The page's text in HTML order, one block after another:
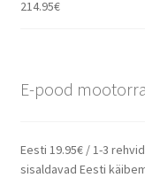
214.95€
E-pood
Eesti 19.95€ / 1-3
sisaldavad Eesti